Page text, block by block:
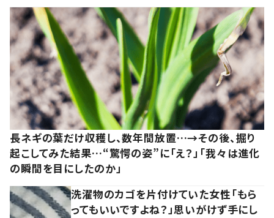
長ネギの葉だけ収穫し、数年間放置…→その後、掘り
起こしてみた結果…“驚愕の姿”に「え？」「我々は進化
の瞬間を目にしたのか」
洗濯物のカゴを片付けていた女性「もら
ってもいいですよね？」思いがけず手にし